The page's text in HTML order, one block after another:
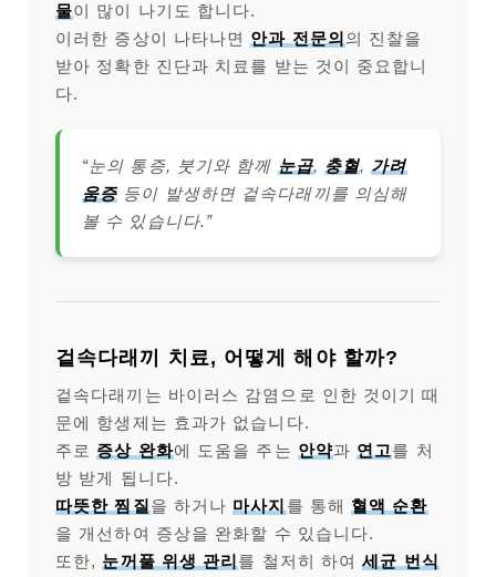
물이 많이 나기도 합니다.
이러한 증상이 나타나면 안과 전문의 의 진찰을
받아 정확한 진단과 치료를 받는 것이 중요합니
다.
“눈의 통증, 붓기와 함께 눈곱, 충혈, 가려
움증 등이 발생하면 겉속다래끼를 의심해
볼 수 있습니다.”
겉속다래끼 치료, 어떻게 해야 할까?
겉속다래끼는 바이러스 감염으로 인한 것이기 때
문에 항생제는 효과가 없습니다.
주로 증상 완화에 도움을 주는 안약과 연고를 처
방 받게 됩니다.
따뜻한 찜질 을 하거나 마사지 를 통해 혈액 순환
을 개선하여 증상을 완화할 수 있습니다.
또한, 눈꺼풀 위생 관리 를 철저히 하여세균 번식